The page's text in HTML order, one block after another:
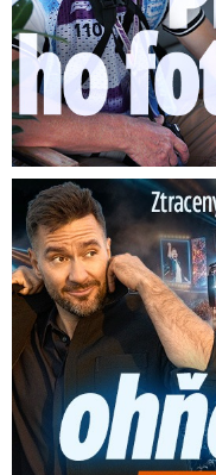
Ztracený škrtl ohňostroj